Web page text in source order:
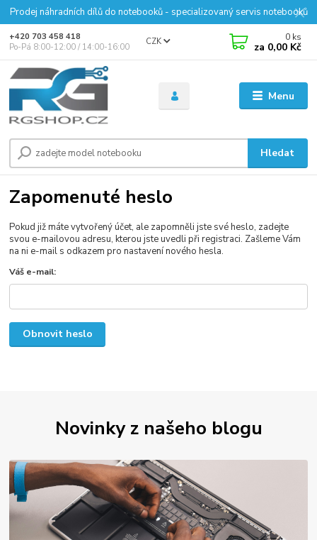
Prodej náhradních dílů do notebooků - specializovaný servis notebooků
Menu
CZK
Hledat
+420 703 458 418
Po-Pá 8:00-12:00 / 14:00-16:00
0 ks
za 0,00 Kč
Zapomenuté heslo
Pokud již máte vytvořený účet, ale zapomněli jste své heslo, zadejte
svou e-mailovou adresu, kterou jste uvedli při registraci. Zašleme Vám
na ni e-mail s odkazem pro nastavení nového hesla.
Váš e-mail:
Obnovit heslo
Novinky z našeho blogu